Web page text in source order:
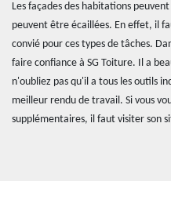
Les façades des habitations
peuvent être écaillées. En effet, il
convié pour ces types de tâches.
faire confiance à SG Toiture. Il a
n'oubliez pas qu'il a tous les outils
meilleur rendu de travail. Si vous
supplémentaires, il faut visiter son